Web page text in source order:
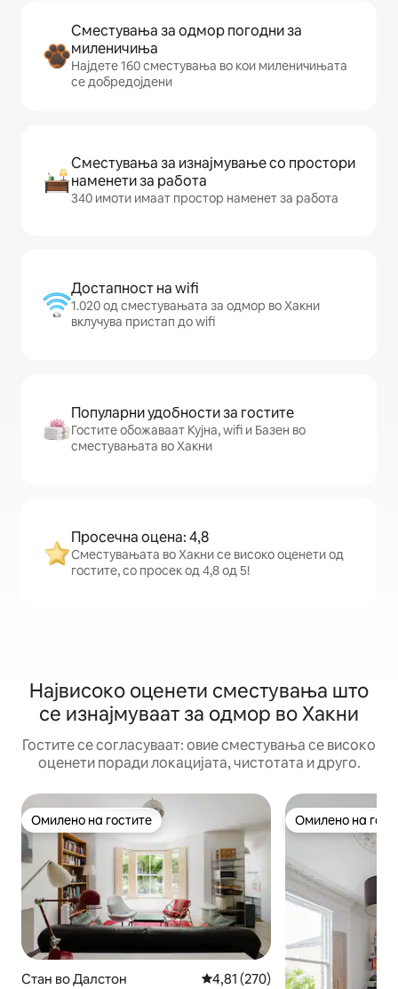
Сместувања за одмор погодни за
миленичиња
Најдете 160 сместувања во кои миленичињата
се добредојдени
Сместувања за изнајмување со простори
наменети за работа
340 имоти имаат простор наменет за работа
Достапност на wifi
1.020 од сместувањата за одмор во Хакни
вклучува пристап до wifi
Популарни удобности за гостите
Гостите обожаваат Кујна, wifi и Базен во
сместувањата во Хакни
Просечна оцена: 4,8
Сместувањата во Хакни се високо оценети од
гостите, со просек од 4,8 од 5!
Највисоко оценети сместувања што
се изнајмуваат за одмор во Хакни
Гостите се согласуваат: овие сместувања се високо
оценети поради локацијата, чистотата и друго.
Омилено на гостите
Омилено на гостите
Стан во Далстон Просечна оцена: 4,81 од 5,
4,81 (270)
Омилено на
Омилено на